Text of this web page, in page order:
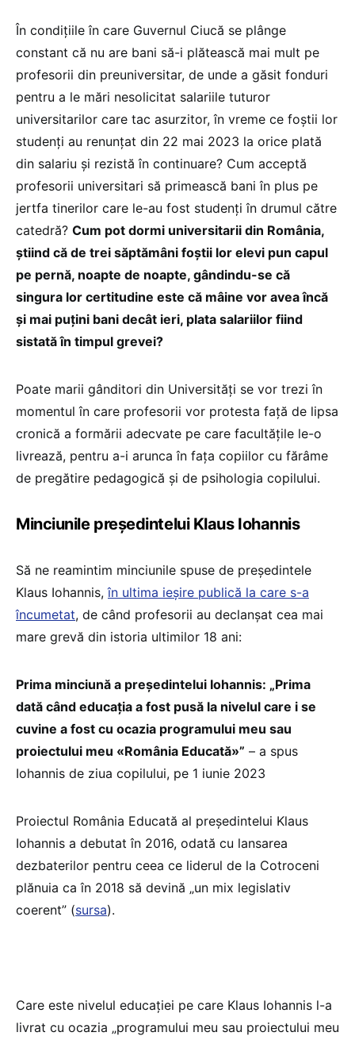
În condițiile în care Guvernul Ciucă se plânge
constant că nu are bani să-i plătească mai mult pe
profesorii din preuniversitar, de unde a găsit fonduri
pentru a le mări nesolicitat salariile tuturor
universitarilor care tac asurzitor, în vreme ce foștii lor
studenți au renunțat din 22 mai 2023 la orice plată
din salariu și rezistă în continuare? Cum acceptă
profesorii universitari să primească bani în plus pe
jertfa tinerilor care le-au fost studenți în drumul către
catedră? Cum pot dormi universitarii din România,
știind că de trei săptămâni foștii lor elevi pun capul
pe pernă, noapte de noapte, gândindu-se că
singura lor certitudine este că mâine vor avea încă
și mai puțini bani decât ieri, plata salariilor fiind
sistată în timpul grevei?
Poate marii gânditori din Universități se vor trezi în
momentul în care profesorii vor protesta față de lipsa
cronică a formării adecvate pe care facultățile le-o
livrează, pentru a-i arunca în fața copiilor cu fărâme
de pregătire pedagogică și de psihologia copilului.
Minciunile președintelui Klaus Iohannis
Să ne reamintim minciunile spuse de președintele
Klaus Iohannis,în ultima ieșire publică la care s-a
încumetat, de când profesorii au declanșat cea mai
mare grevă din istoria ultimilor 18 ani:
Prima minciună a președintelui Iohannis: „Prima
dată când educația a fost pusă la nivelul care i se
cuvine a fost cu ocazia programului meu sau
proiectului meu «România Educată»” – a spus
Iohannis de ziua copilului, pe 1 iunie 2023
Proiectul România Educată al președintelui Klaus
Iohannis a debutat în 2016, odată cu lansarea
dezbaterilor pentru ceea ce liderul de la Cotroceni
plănuia ca în 2018 să devină „un mix legislativ
coerent” (sursa).
Care este nivelul educației pe care Klaus Iohannis l-a
livrat cu ocazia „programului meu sau proiectului meu